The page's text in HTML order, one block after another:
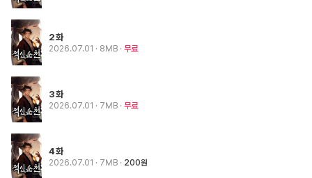
2화
2026.07.01 · 8MB 무료
3화
2026.07.01 · 7MB 무료
4화
2026.07.01 · 7MB 200원